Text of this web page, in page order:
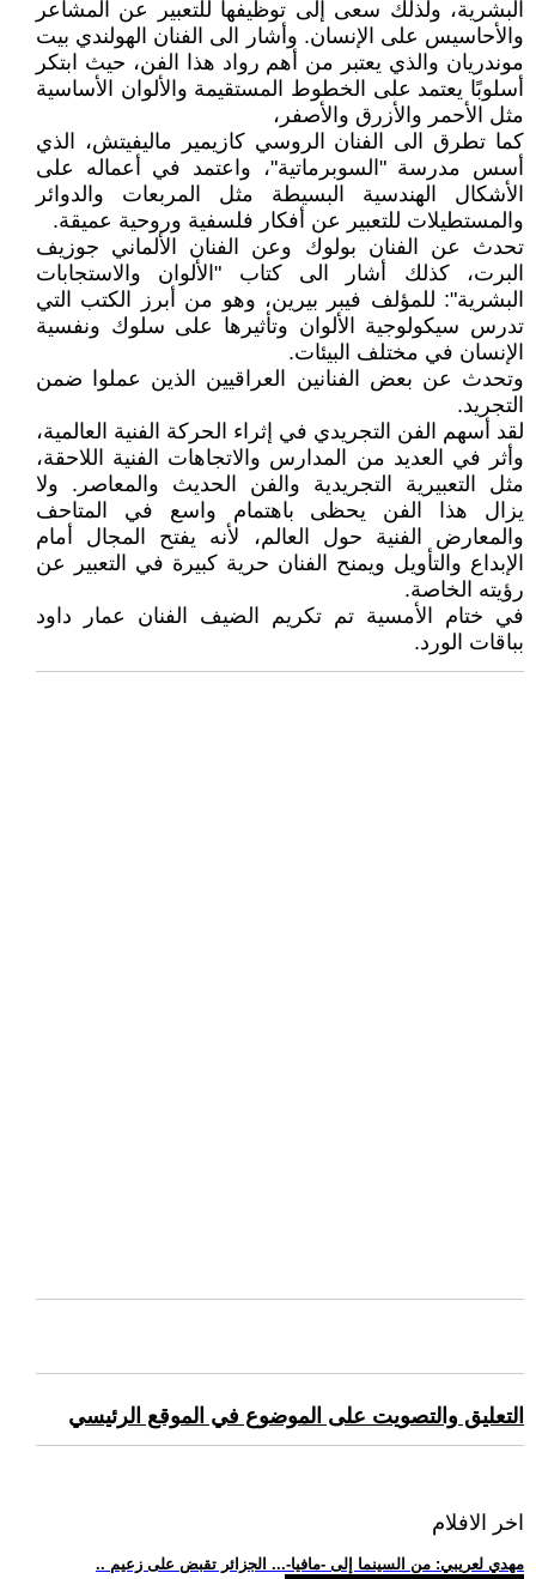
البشرية، ولذلك سعى إلى توظيفها للتعبير عن المشاعر
والأحاسيس على الإنسان. وأشار الى الفنان الهولندي بيت
موندريان والذي يعتبر من أهم رواد هذا الفن، حيث ابتكر
أسلوبًا يعتمد على الخطوط المستقيمة والألوان الأساسية
مثل الأحمر والأزرق والأصفر،
كما تطرق الى الفنان الروسي كازيمير ماليفيتش، الذي
أسس مدرسة "السوبرماتية"، واعتمد في أعماله على
الأشكال الهندسية البسيطة مثل المربعات والدوائر
والمستطيلات للتعبير عن أفكار فلسفية وروحية عميقة.
تحدث عن الفنان بولوك وعن الفنان الألماني جوزيف
البرت، كذلك أشار الى كتاب "الألوان والاستجابات
البشرية": للمؤلف فيبر بيرين، وهو من أبرز الكتب التي
تدرس سيكولوجية الألوان وتأثيرها على سلوك ونفسية
الإنسان في مختلف البيئات.
وتحدث عن بعض الفنانين العراقيين الذين عملوا ضمن
التجريد.
لقد أسهم الفن التجريدي في إثراء الحركة الفنية العالمية،
وأثر في العديد من المدارس والاتجاهات الفنية اللاحقة،
مثل التعبيرية التجريدية والفن الحديث والمعاصر. ولا
يزال هذا الفن يحظى باهتمام واسع في المتاحف
والمعارض الفنية حول العالم، لأنه يفتح المجال أمام
الإبداع والتأويل ويمنح الفنان حرية كبيرة في التعبير عن
رؤيته الخاصة.
في ختام الأمسية تم تكريم الضيف الفنان عمار داود
بباقات الورد.
التعليق والتصويت على الموضوع في الموقع الرئيسي
اخر الافلام
.. مهدي لعريبي: من السينما إلى -مافيا-... الجزائر تقبض على زعيم